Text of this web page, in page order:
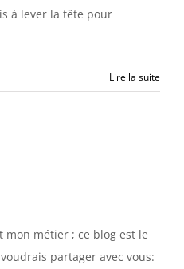
à lever la tête pour
Lire la suite
mon métier ; ce blog est le
partager avec vous: